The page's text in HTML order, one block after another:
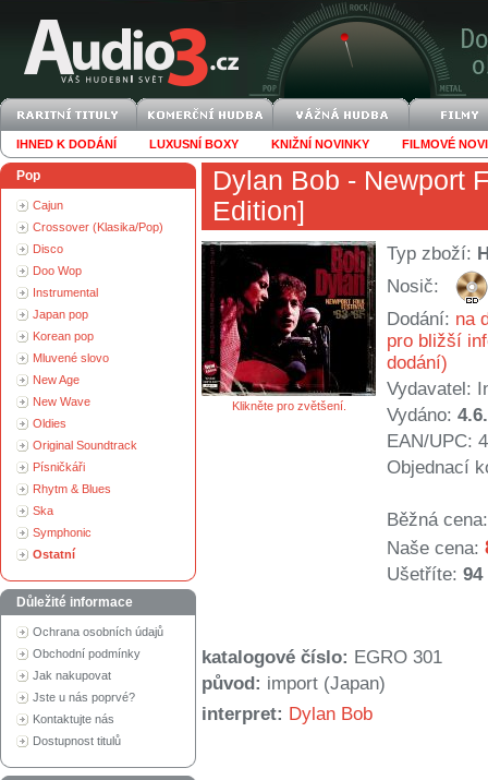
IHNED K DODÁNÍ LUXUSNÍ BOXY KNIŽNÍ NOVINKY FILMOVÉ
Pop
Cajun
Crossover (Klasika/Pop)
Disco
Doo Wop
Instrumental
Japan pop
Korean pop
Mluvené slovo
New Age
New Wave
Oldies
Original Soundtrack
Písničkáři
Rhytm & Blues
Ska
Symphonic
Ostatní
Důležité informace
Ochrana osobních údajů
Obchodní podmínky
Jak nakupovat
Jste u nás poprvé?
Kontaktujte nás
Dostupnost titulů
Dylan Bob - Newport
Edition]
Klikněte pro zvětšení.
Typ zboží:
Nosič:
Dodání: na
pro bližší
dodání)
Vydavatel:
Vydáno:
EAN/UPC:
Objednací
Běžná cena:
Naše cena:
Ušetříte: 94
katalogové číslo: EGRO 301
původ: import (Japan)
interpret: Dylan Bob